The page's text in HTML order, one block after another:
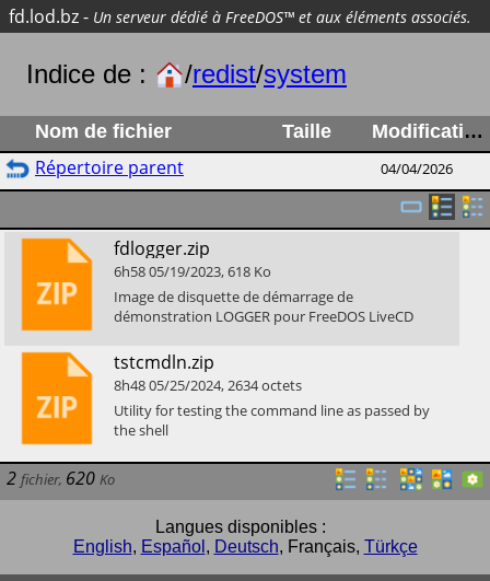
fd.lod.bz- Un serveur dédié à FreeDOS™ et aux éléments associés.
Indice de : /redist/system
Nom de fichier Taille Modification
Répertoire parent 04/04/2026
​fdlogger.zip
6h5805/19/2023,618 Ko
​Image de disquette de démarrage de
démonstration LOGGER pour FreeDOS LiveCD
​tstcmdln.zip
8h4805/25/2024,2634octets
​Utility for testing the command line as passed by
the shell
2 fichier, 620 Ko
Langues disponibles :
English, Español , Deutsch, Français, Türkçe